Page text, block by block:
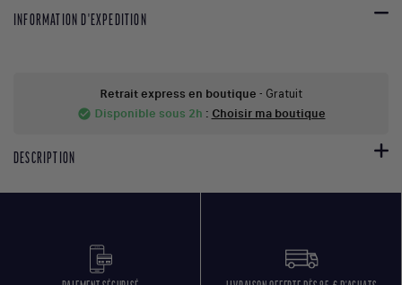
INFORMATION D'EXPEDITION
Retrait express en boutique - Gratuit
check_circle Disponible sous 2h : Choisir ma boutique
DESCRIPTION